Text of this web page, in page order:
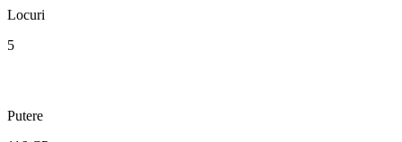
Locuri
5
Putere